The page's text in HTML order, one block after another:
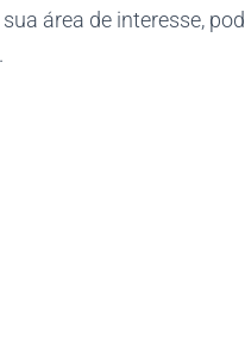
área de interesse,